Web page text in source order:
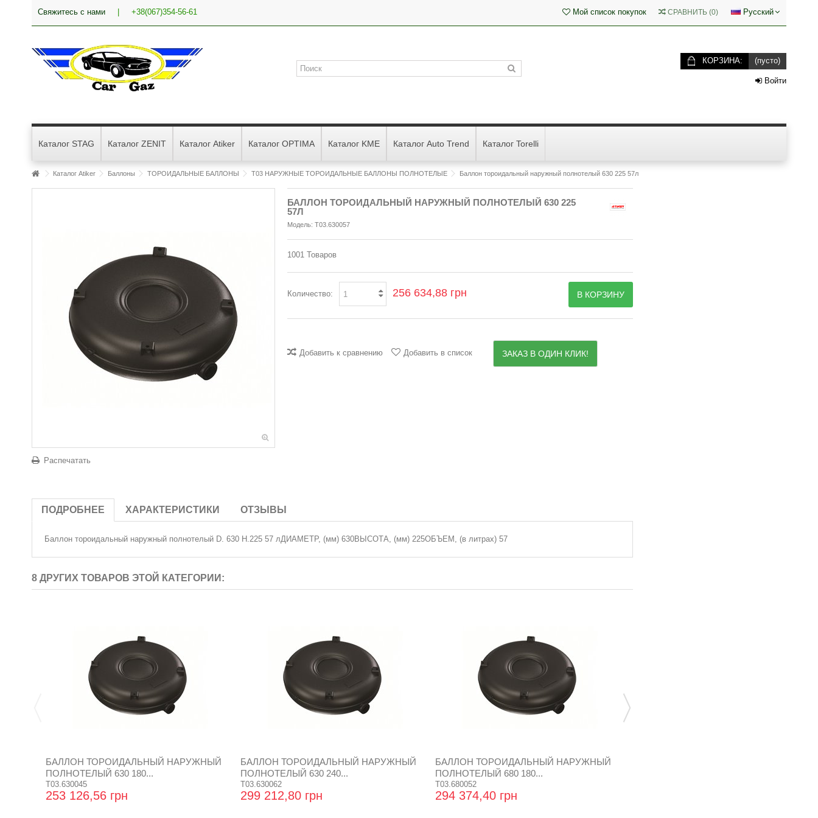
Русский
Свяжитесь с нами +38(067)354-56-61 СРАВНИТЬ (0)
Мой список покупок
КОРЗИНА: (пусто)
Войти
Каталог STAG Каталог ZENIT Каталог Atiker Каталог OPTIMA Каталог KME Каталог Auto Trend Каталог Torelli
Каталог Atiker Баллоны ТОРОИДАЛЬНЫЕ БАЛЛОНЫ T03 НАРУЖНЫЕ ТОРОИДАЛЬНЫЕ БАЛЛОНЫ ПОЛНОТЕЛЫЕ Баллон тороидальный наружный полнотелый 630 225 57л
Распечатать
БАЛЛОН ТОРОИДАЛЬНЫЙ НАРУЖНЫЙ ПОЛНОТЕЛЫЙ 630 225
57Л
Модель: T03.630057
1001 Товаров
В КОРЗИНУ
Количество: 256 634,88 грн
Добавить к сравнению Добавить в список ЗАКАЗ В ОДИН КЛИК!
ПОДРОБНЕЕ ХАРАКТЕРИСТИКИ ОТЗЫВЫ
Баллон тороидальный наружный полнотелый D. 630 H.225 57 лДИАМЕТР, (мм) 630ВЫСОТА, (мм) 225ОБЪЕМ, (в литрах) 57
8 ДРУГИХ ТОВАРОВ ЭТОЙ КАТЕГОРИИ:
БАЛЛОН ТОРОИДАЛЬНЫЙ НАРУЖНЫЙ
ПОЛНОТЕЛЫЙ 630 180...
T03.630045
253 126,56 грн
БАЛЛОН ТОРОИДАЛЬНЫЙ НАРУЖНЫЙ
ПОЛНОТЕЛЫЙ 630 240...
T03.630062
299 212,80 грн
БАЛЛОН ТОРОИДАЛЬНЫЙ НАРУЖНЫЙ
ПОЛНОТЕЛЫЙ 680 180...
T03.680052
294 374,40 грн